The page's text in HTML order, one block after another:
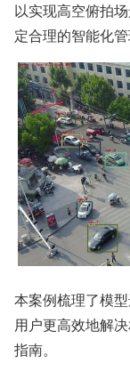
以实现高空俯拍
定合理的智能化
本案例梳理了模
用户更高效地解
指南。